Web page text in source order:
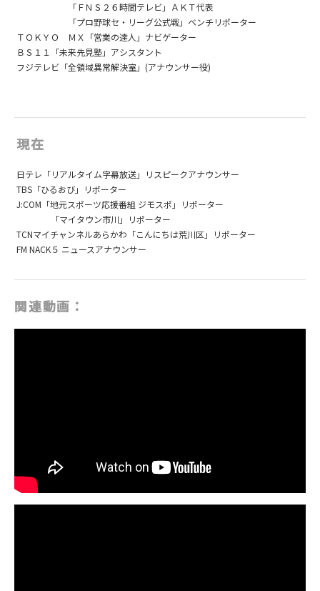
「ＦＮＳ２６時間テレビ」ＡＫＴ代表
「プロ野球セ・リーグ公式戦」ベンチリポーター
ＴＯＫＹＯ ＭＸ「営業の達人」ナビゲーター
ＢＳ１１「未来先見塾」アシスタント
フジテレビ「全領域異常解決室」(アナウンサー役)
現在
日テレ「リアルタイム字幕放送」リスピークアナウンサー
TBS「ひるおび」リポーター
J:COM「地元スポーツ応援番組 ジモスポ」リポーター
「マイタウン市川」リポーター
TCNマイチャンネルあらかわ「こんにちは荒川区」リポーター
FM NACK５ ニュースアナウンサー
関連動画：